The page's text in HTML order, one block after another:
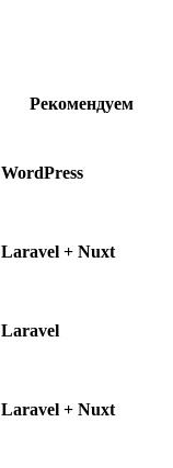
Рекомендуем
WordPress
Laravel + Nuxt
Laravel
Laravel + Nuxt